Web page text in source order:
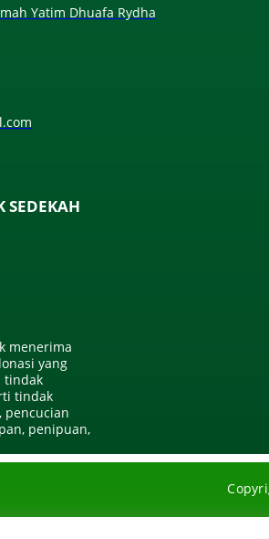
Yatim Dhuafa Rydha
SEDEKAH
menerima
yang
tindak
tindak
pencucian
penipuan,